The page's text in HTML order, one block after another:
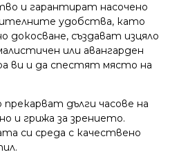
и гарантират насочено
удобства, като
докосване, създават изцяло
или авангарден
ви и да спестят място на
дълги часове на
и грижа за зрението.
си среда с качествено